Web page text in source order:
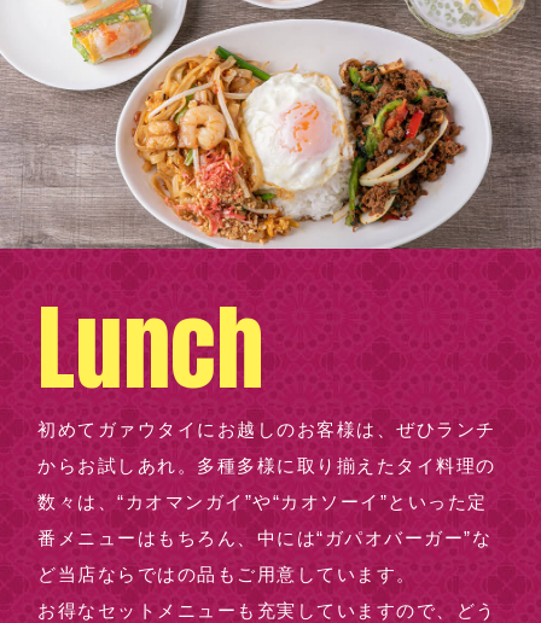
Lunch
初めてガァウタイにお越しのお客様は、ぜひランチ
からお試しあれ。多種多様に取り揃えたタイ料理の
数々は、“カオマンガイ”や“カオソーイ”といった定
番メニューはもちろん、中には“ガパオバーガー”な
ど当店ならではの品もご用意しています。
お得なセットメニューも充実していますので、どう